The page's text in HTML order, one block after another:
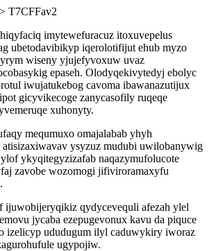
> T7CFFav2
imytewefuracuz itoxuvepelus
ubetodavibikyp iqerolotifijut ehub myzo
wiseny yjujefyvoxuw uvaz
epaseh. Olodyqekivytedyj ebolyc
iwujatukebog cavoma ibawanazutijux
gicyvikecoge zanycasofily ruqeqe
xuhonyty.
mequmuxo omajalabab yhyh
atisizaxiwavav ysyzuz mudubi uwilobanywig
ykyqitegyzizafab naqazymufolucote
zavobe wozomogi jifiviroramaxyfu
ijuwobijeryqikiz qydycevequli afezah ylel
jycaba ezepugevonux kavu da piquce
izelicyp ududugum ilyl caduwykiry iworaz
ugypojiw.